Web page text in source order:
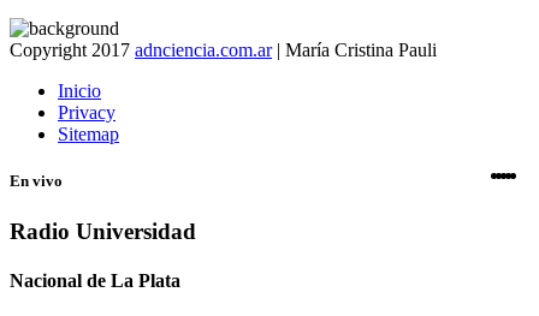
Copyright 2017 adnciencia.com.ar| María Cristina Pauli
Inicio
Privacy
Sitemap
En vivo
Radio Universidad
Nacional de La Plata